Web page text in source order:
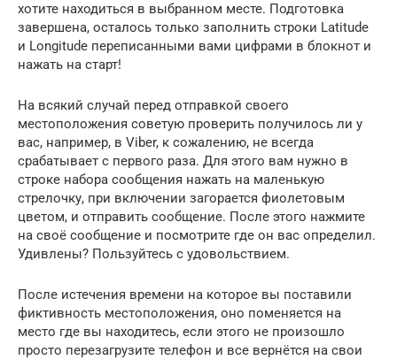
хотите находиться в выбранном месте. Подготовка
завершена, осталось только заполнить строки Latitude
и Longitude переписанными вами цифрами в блокнот и
нажать на старт!
На всякий случай перед отправкой своего
местоположения советую проверить получилось ли у
вас, например, в Viber, к сожалению, не всегда
срабатывает с первого раза. Для этого вам нужно в
строке набора сообщения нажать на маленькую
стрелочку, при включении загорается фиолетовым
цветом, и отправить сообщение. После этого нажмите
на своё сообщение и посмотрите где он вас определил.
Удивлены? Пользуйтесь с удовольствием.
После истечения времени на которое вы поставили
фиктивность местоположения, оно поменяется на
место где вы находитесь, если этого не произошло
просто перезагрузите телефон и все вернётся на свои